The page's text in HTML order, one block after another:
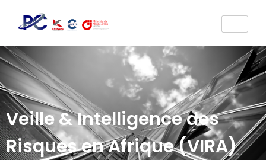
Veille & Intelligence des
Risques en Afrique (VIRA)